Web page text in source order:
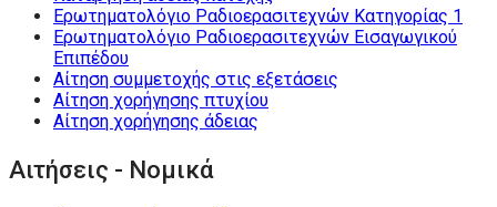
Ερωτηματολόγιο Ραδιοερασιτεχνών Κατηγορίας 1
Ερωτηματολόγιο Ραδιοερασιτεχνών Εισαγωγικού
Επιπέδου
Αίτηση συμμετοχής στις εξετάσεις
Αίτηση χορήγησης πτυχίου
Αίτηση χορήγησης άδειας
Αιτήσεις - Νομικά